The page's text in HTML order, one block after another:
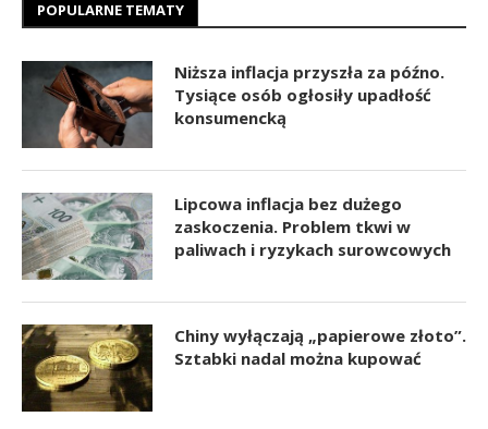
POPULARNE TEMATY
Niższa inflacja przyszła za późno.
Tysiące osób ogłosiły upadłość
konsumencką
Lipcowa inflacja bez dużego
zaskoczenia. Problem tkwi w
paliwach i ryzykach surowcowych
Chiny wyłączają „papierowe złoto”.
Sztabki nadal można kupować